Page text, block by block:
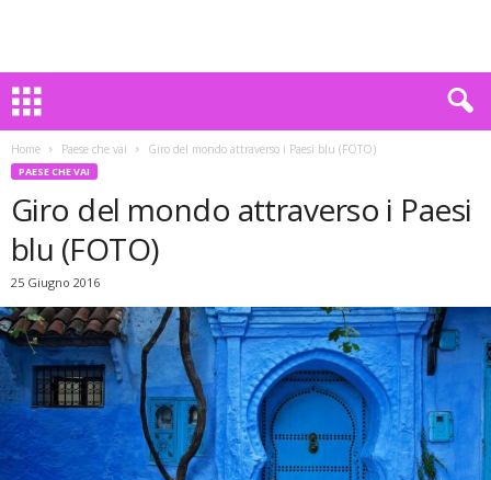
Home Paese che vai Giro del mondo attraverso i Paesi blu (FOTO)
PAESE CHE VAI
Giro del mondo attraverso i Paesi
blu (FOTO)
25 Giugno 2016